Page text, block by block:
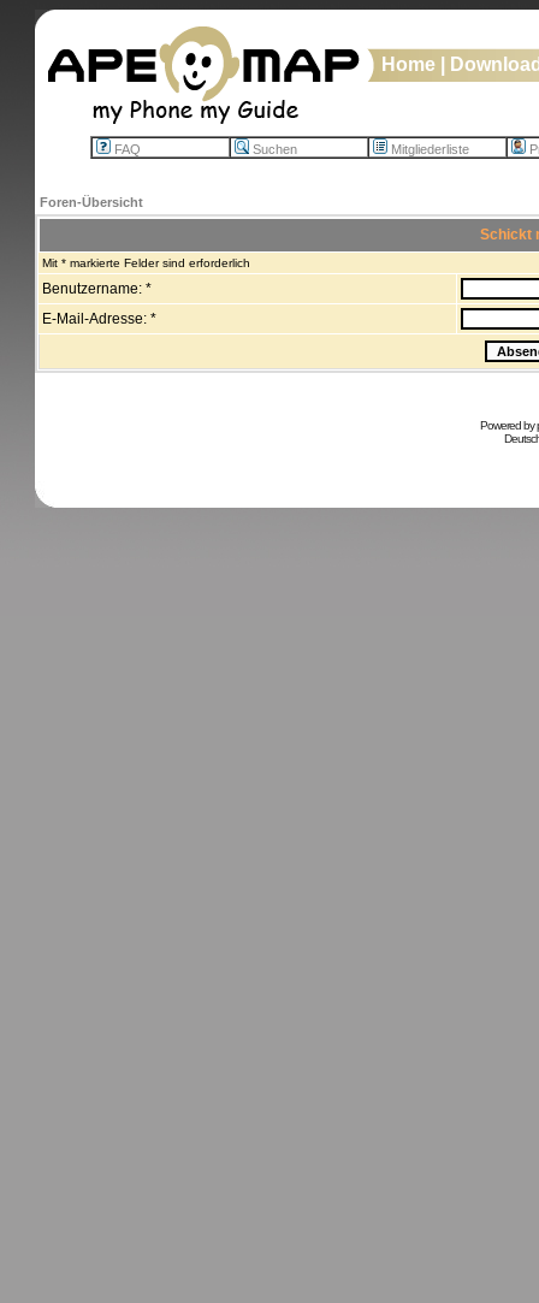
Home
FAQ Suchen Mitgliederliste
Foren-Übersicht
Schickt
Mit * markierte Felder sind erforderlich
Benutzername: *
E-Mail-Adresse: *
Powered by